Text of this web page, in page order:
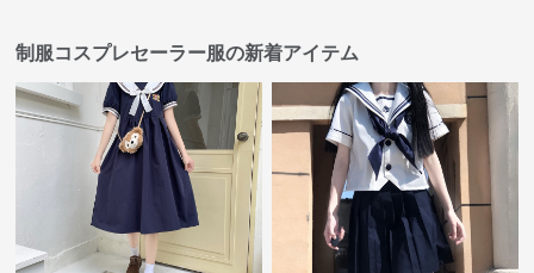
制服コスプレセーラー服の新着アイテム